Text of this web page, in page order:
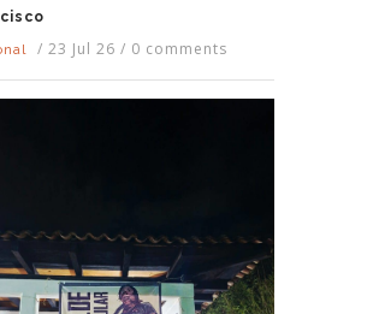
/ 23 Jul 26 / 0 comments